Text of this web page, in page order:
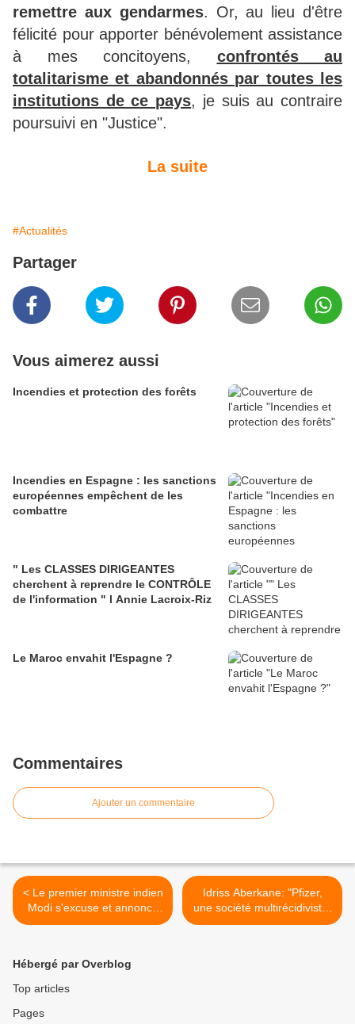
remettre aux gendarmes. Or, au lieu d'être
félicité pour apporter bénévolement assistance
à mes concitoyens, confrontés au
totalitarisme et abandonnés par toutes les
institutions de ce pays, je suis au contraire
poursuivi en "Justice".
La suite
#Actualités
Partager
Vous aimerez aussi
Incendies et protection des forêts
Incendies en Espagne : les sanctions
européennes empêchent de les
combattre
" Les CLASSES DIRIGEANTES
cherchent à reprendre le CONTRÔLE
de l'information " l Annie Lacroix-Riz
Le Maroc envahit l'Espagne ?
Commentaires
Ajouter un commentaire
< Le premier ministre indien
Modi s'excuse et annonce
l'abrogation de trois lois
Idriss Aberkane: "Pfizer,
une société multirécidiviste,
a truqué ses données!" >
Hébergé par Overblog
Top articles
Pages